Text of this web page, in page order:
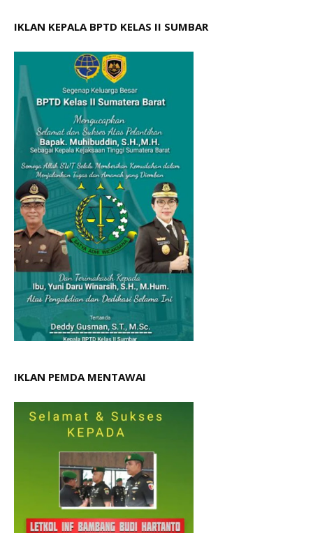
IKLAN KEPALA BPTD KELAS II SUMBAR
IKLAN PEMDA MENTAWAI